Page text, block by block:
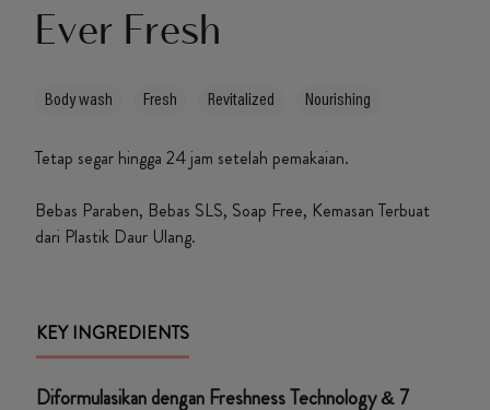
Ever Fresh
Body wash Fresh Revitalized Nourishing
Tetap segar hingga 24 jam setelah pemakaian.
Bebas Paraben, Bebas SLS, Soap Free, Kemasan Terbuat
dari Plastik Daur Ulang.
KEY INGREDIENTS
Diformulasikan dengan Freshness Technology & 7